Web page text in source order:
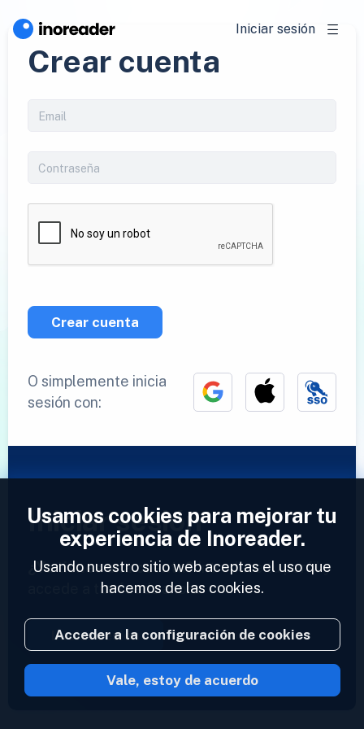
Iniciar sesión
Crear cuenta
Crear cuenta
O simplemente inicia
sesión con:
Iniciar sesión
¿Ya tienes una cuenta?Introduce tu perfil y
accede a tus feeds ahora.
Iniciar sesión
2023 © Inoreader
Usamos cookies para mejorar tu
experiencia de Inoreader.
Usando nuestro sitio web aceptas el uso que
hacemos de las cookies.
Acceder a la configuración de cookies
Vale, estoy de acuerdo